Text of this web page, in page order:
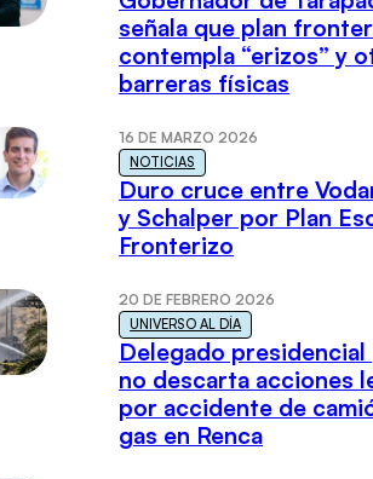
señala que plan
contempla “erizos” y
barreras físicas
16 DE MARZO 2026
NOTICIAS
Duro cruce entre
y Schalper por Plan
Fronterizo
20 DE FEBRERO 2026
UNIVERSO AL DÍA
Delegado presidencial
no descarta acciones
por accidente de
gas en Renca